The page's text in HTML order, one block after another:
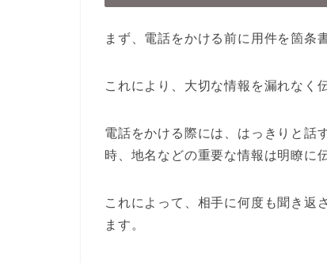
まず、電話をかける前に用件を箇条
これにより、大切な情報を漏れなく
電話をかける際には、はっきりと話
時、地名などの重要な情報は明瞭に
これによって、相手に何度も聞き返
ます。